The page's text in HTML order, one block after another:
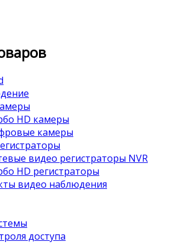
HD камеры
камеры
видео регистраторы NVR
HD регистраторы
видео наблюдения
доступа